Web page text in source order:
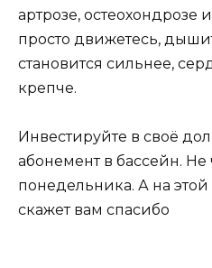
артрозе, остеохондрозе
просто движетесь,
становится сильнее,
крепче.
Инвестируйте в своё
абонемент в бассейн. Не
понедельника. А на
скажет вам спасибо